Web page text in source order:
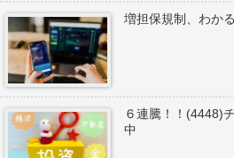
増担保規制、わか
６連騰！！(4448)
中